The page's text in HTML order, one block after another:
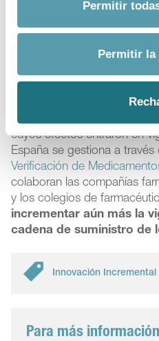
Permitir
Permitir la
adversas de los
de la evidencia científica o
balance beneficio-riesgo del
muchas medidas de control.
La lucha contra la
recibido un impulso con la
cuyos efectos entraron en
España se gestiona a
Verificación de
colaboran las compañías
y los colegios de
incrementar aún más la
cadena de suministro de
Innovación Incremental
Para más información